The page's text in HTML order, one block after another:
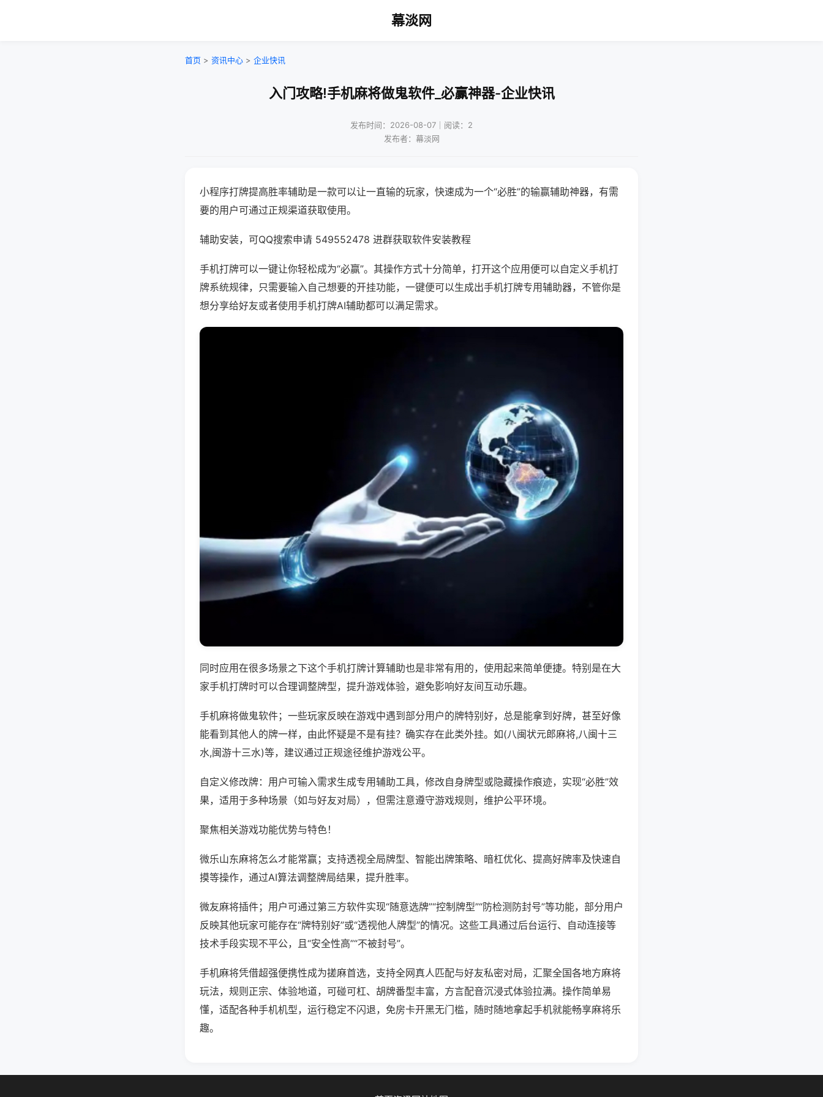
幕淡网
首页 > 资讯中心 > 企业快讯
入门攻略!手机麻将做鬼软件_必赢神器-企业快讯
发布时间：2026-08-07｜阅读：2
发布者：幕淡网
小程序打牌提高胜率辅助是一款可以让一直输的玩家，快速成为一个“必胜”的输赢辅助神器，有需
要的用户可通过正规渠道获取使用。
辅助安装，可QQ搜索申请 549552478 进群获取软件安装教程
手机打牌可以一键让你轻松成为“必赢”。其操作方式十分简单，打开这个应用便可以自定义手机打
牌系统规律，只需要输入自己想要的开挂功能，一键便可以生成出手机打牌专用辅助器，不管你是
想分享给好友或者使用手机打牌AI辅助都可以满足需求。
同时应用在很多场景之下这个手机打牌计算辅助也是非常有用的，使用起来简单便捷。特别是在大
家手机打牌时可以合理调整牌型，提升游戏体验，避免影响好友间互动乐趣。
手机麻将做鬼软件；一些玩家反映在游戏中遇到部分用户的牌特别好，总是能拿到好牌，甚至好像
能看到其他人的牌一样，由此怀疑是不是有挂？确实存在此类外挂。如(八闽状元郎麻将,八闽十三
水,闽游十三水)等，建议通过正规途径维护游戏公平。
自定义修改牌：用户可输入需求生成专用辅助工具，修改自身牌型或隐藏操作痕迹，实现“必胜”效
果，适用于多种场景（如与好友对局），但需注意遵守游戏规则，维护公平环境。
聚焦相关游戏功能优势与特色！
微乐山东麻将怎么才能常赢；支持透视全局牌型、智能出牌策略、暗杠优化、提高好牌率及快速自
摸等操作，通过AI算法调整牌局结果，提升胜率。
微友麻将插件；用户可通过第三方软件实现“随意选牌”“控制牌型”“防检测防封号”等功能，部分用户
反映其他玩家可能存在“牌特别好”或“透视他人牌型”的情况。这些工具通过后台运行、自动连接等
技术手段实现不平公，且“安全性高”“不被封号”。
手机麻将凭借超强便携性成为搓麻首选，支持全网真人匹配与好友私密对局，汇聚全国各地方麻将
玩法，规则正宗、体验地道，可碰可杠、胡牌番型丰富，方言配音沉浸式体验拉满。操作简单易
懂，适配各种手机机型，运行稳定不闪退，免房卡开黑无门槛，随时随地拿起手机就能畅享麻将乐
趣。